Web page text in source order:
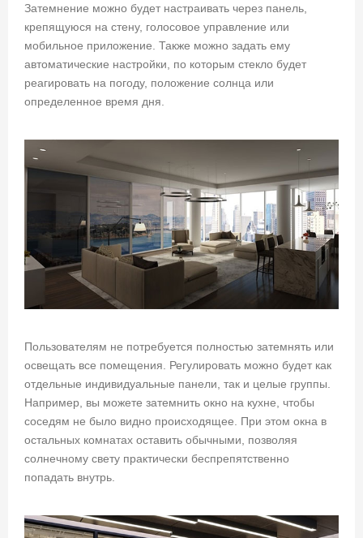
Затемнение можно будет настраивать через панель,
крепящуюся на стену, голосовое управление или
мобильное приложение. Также можно задать ему
автоматические настройки, по которым стекло будет
реагировать на погоду, положение солнца или
определенное время дня.
Пользователям не потребуется полностью затемнять или
освещать все помещения. Регулировать можно будет как
отдельные индивидуальные панели, так и целые группы.
Например, вы можете затемнить окно на кухне, чтобы
соседям не было видно происходящее. При этом окна в
остальных комнатах оставить обычными, позволяя
солнечному свету практически беспрепятственно
попадать внутрь.